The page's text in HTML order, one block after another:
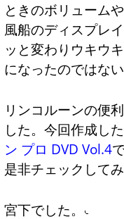
ときのボリューム
風船のディスプレ
ッと変わりウキウ
になったのではな
リンコルーンの便
した。今回作成し
ン プロ DVD Vol.4
是非チェックして
宮下でした。